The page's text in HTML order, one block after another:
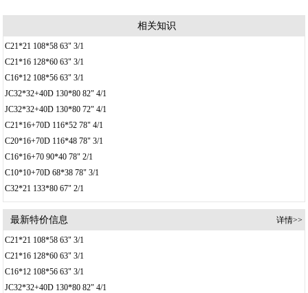
相关知识
C21*21 108*58 63" 3/1
C21*16 128*60 63" 3/1
C16*12 108*56 63" 3/1
JC32*32+40D 130*80 82" 4/1
JC32*32+40D 130*80 72" 4/1
C21*16+70D 116*52 78" 4/1
C20*16+70D 116*48 78" 3/1
C16*16+70 90*40 78" 2/1
C10*10+70D 68*38 78" 3/1
C32*21 133*80 67" 2/1
最新特价信息 详情>>
C21*21 108*58 63" 3/1
C21*16 128*60 63" 3/1
C16*12 108*56 63" 3/1
JC32*32+40D 130*80 82" 4/1